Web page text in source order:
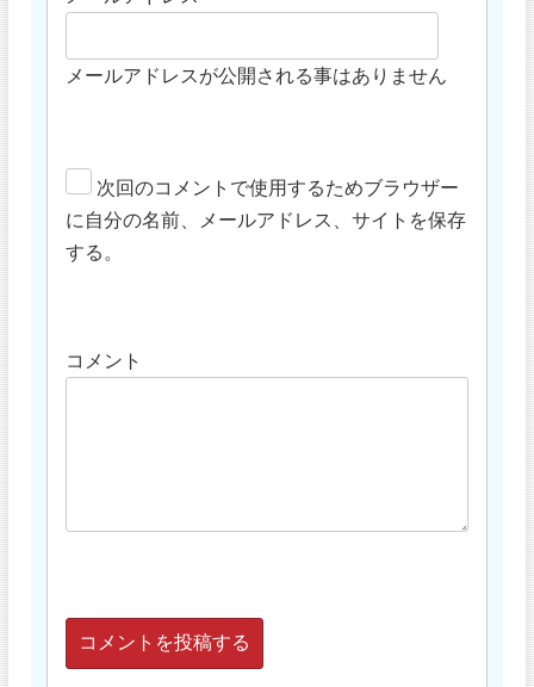
メールアドレスが公開される事はありません
次回のコメントで使用するためブラウザー
に自分の名前、メールアドレス、サイトを保存
する。
コメント